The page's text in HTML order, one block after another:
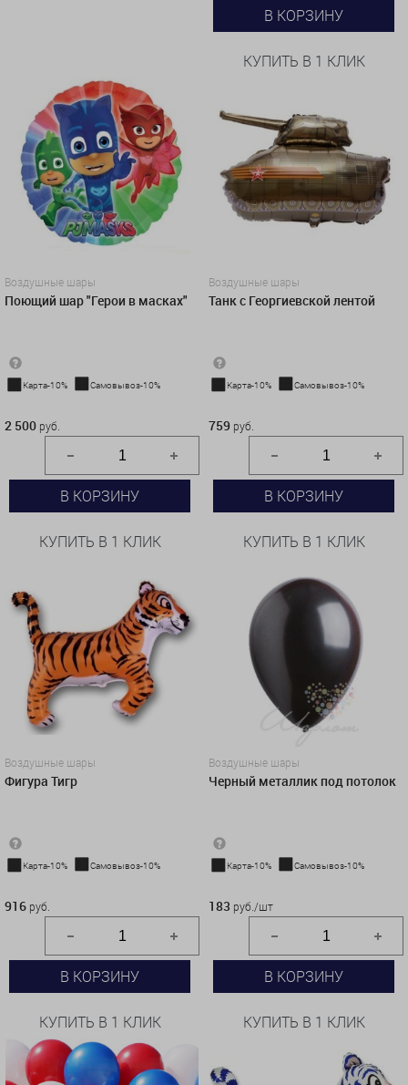
В КОРЗИНУ
КУПИТЬ В 1 КЛИК
Воздушные шары
Поющий шар "Герои в масках"
Карта-10% Самовывоз-10%
2 500 руб.
В КОРЗИНУ
КУПИТЬ В 1 КЛИК
Воздушные шары
Танк с Георгиевской лентой
Карта-10% Самовывоз-10%
759 руб.
В КОРЗИНУ
КУПИТЬ В 1 КЛИК
Воздушные шары
Фигура Тигр
Карта-10% Самовывоз-10%
916 руб.
В КОРЗИНУ
КУПИТЬ В 1 КЛИК
Воздушные шары
Черный металлик под потолок
Карта-10% Самовывоз-10%
183 руб./шт
В КОРЗИНУ
КУПИТЬ В 1 КЛИК